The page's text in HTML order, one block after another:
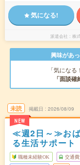
気になる!
派遣会社 株
興味があ
「気にな
「面談確
未読
NEW
掲載日 2026/08/09
≪週2日～≫おば
る生活サポート
職種未経験OK 交通